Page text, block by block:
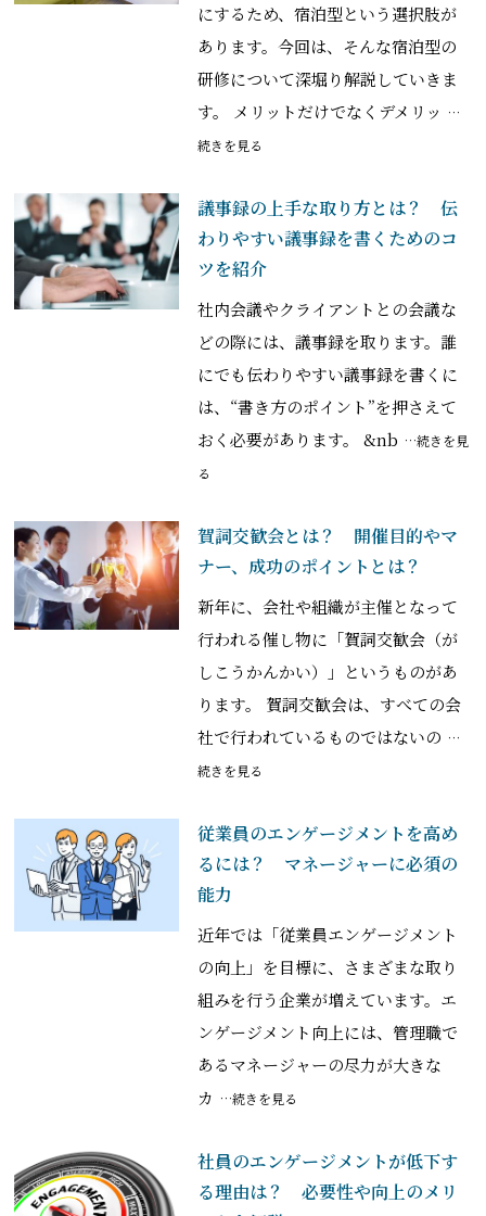
にするため、宿泊型という選択肢が
あります。今回は、そんな宿泊型の
研修について深堀り解説していきま
す。 メリットだけでなくデメリッ …
続きを見る
議事録の上手な取り方とは？ 伝
わりやすい議事録を書くためのコ
ツを紹介
社内会議やクライアントとの会議な
どの際には、議事録を取ります。誰
にでも伝わりやすい議事録を書くに
は、“書き方のポイント”を押さえて
おく必要があります。 &nb …続きを見
る
賀詞交歓会とは？ 開催目的やマ
ナー、成功のポイントとは？
新年に、会社や組織が主催となって
行われる催し物に「賀詞交歓会（が
しこうかんかい）」というものがあ
ります。 賀詞交歓会は、すべての会
社で行われているものではないの …
続きを見る
従業員のエンゲージメントを高め
るには？ マネージャーに必須の
能力
近年では「従業員エンゲージメント
の向上」を目標に、さまざまな取り
組みを行う企業が増えています。エ
ンゲージメント向上には、管理職で
あるマネージャーの尽力が大きな
カ …続きを見る
社員のエンゲージメントが低下す
る理由は？ 必要性や向上のメリ